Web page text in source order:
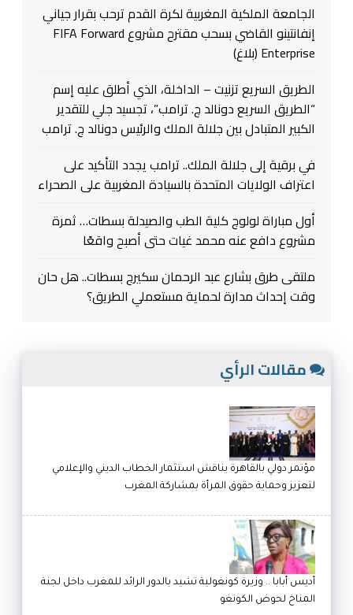
الجامعة الملكية المغربية لكرة القدم ترحب بقرار جياني
إنفانتينو القاضي بسحب مقترح مشروع FIFA Forward
Enterprise (بلاغ)
الطريق السريع تزنيت – الداخلة، الذي أطلق عليه إسم
“الطريق السريع دونالد ج. ترامب”، تجسيد جلي للتقدير
الكبير المتبادل بين جلالة الملك والرئيس دونالد ج. ترامب
في برقية إلى جلالة الملك.. ترامب يجدد التأكيد على
اعتراف الولايات المتحدة بالسيادة المغربية على الصحراء
أول مباراة لولوج كلية الطب والصيدلة بسطات… ثمرة
مشروع دافع عنه محمد غيات حتى أصبح واقعًا
ملتقى طرق بشارع عبد الرحمان سكيرج بسطات.. هل حان
وقت إحداث مدارة لحماية مستعملي الطريق؟
مقالات الرأي
مؤتمر دولي بالقاهرة يناقش استثمار الخطاب الديني والإعلامي
لتعزيز وحماية حقوق المرأة بمشاركة المغرب
أديس أبابا .. وزيرة كونغولية تشيد بالدور الرائد للمغرب داخل لجنة
المناخ لحوض الكونغو